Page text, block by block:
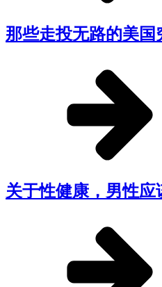
那些走投无路的美国
关于性健康，男性